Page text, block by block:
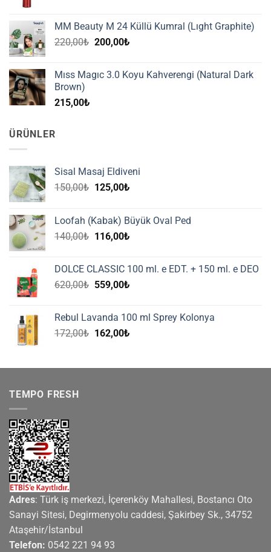
MM Beauty M 24 Küllü Kumral (Lıght Graphite)
220,00₺ Orijinal
200,00₺Şu
200,00₺.
Mıss Magıc 3.0 Koyu Kahverengi (Natural Dark
Brown)
215,00₺
ÜRÜNLER
Sisal Masaj Eldiveni
150,00₺ Orijinal
125,00₺Şu
125,00₺.
Loofah (Kabak) Büyük Oval Ped
140,00₺ Orijinal
116,00₺Şu
116,00₺.
DOLCE CLASSIC 100 ml. e EDT. + 150 ml. e DEO
620,00₺ Orijinal
559,00₺Şu
559,00₺.
Rebul Lavanda 100 ml Sprey Kolonya
172,00₺ Orijinal
162,00₺Şu
162,00₺.
TEMPO FRESH
Adres: Türk iş merkezi, İçerenköy Mahallesi, Bostancı Oto
Sanayi Sitesi, Degirmenyolu caddesi, Şakirbey Sk., 34752
Ataşehir/İstanbul
Telefon: 0542 221 94 93